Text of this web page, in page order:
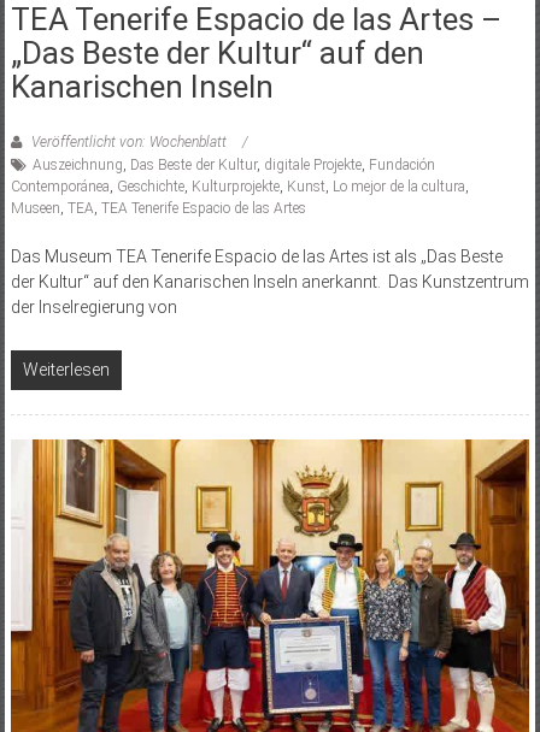
TEA Tenerife Espacio de las Artes –
„Das Beste der Kultur“ auf den
Kanarischen Inseln
Veröffentlicht von: Wochenblatt
Auszeichnung, Das Beste der Kultur, digitale Projekte, Fundación
Contemporánea, Geschichte, Kulturprojekte, Kunst, Lo mejor de la cultura,
Museen, TEA, TEA Tenerife Espacio de las Artes
Das Museum TEA Tenerife Espacio de las Artes ist als „Das Beste
der Kultur“ auf den Kanarischen Inseln anerkannt. Das Kunstzentrum
der Inselregierung von
Weiterlesen